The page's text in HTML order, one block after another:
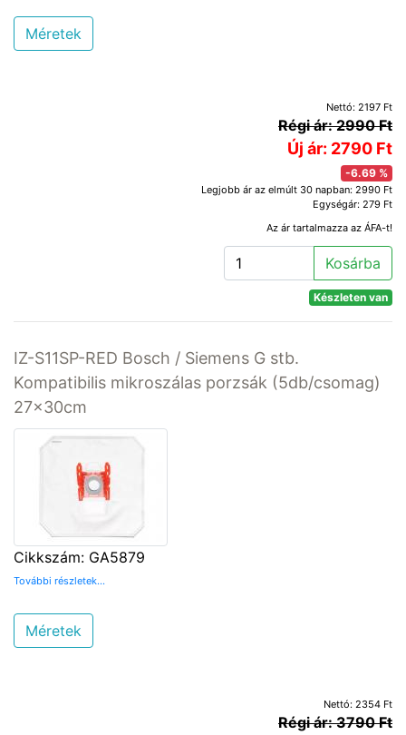
Méretek
Nettó: 2197 Ft
Régi ár: 2990 Ft
Új ár: 2790 Ft
-6.69 %
Legjobb ár az elmúlt 30 napban: 2990 Ft
Egységár: 279 Ft
Az ár tartalmazza az ÁFA-t!
Kosárba
Készleten van
IZ-S11SP-RED Bosch / Siemens G stb.
Kompatibilis mikroszálas porzsák (5db/csomag)
27x30cm
Cikkszám: GA5879
További részletek...
Méretek
Nettó: 2354 Ft
Régi ár: 3790 Ft